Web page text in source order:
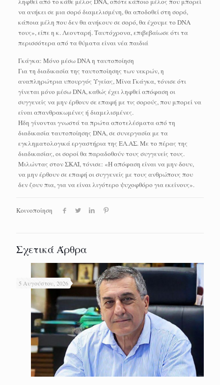
να ανήκει σε μια σορό διαμελισμένη, θα αποδοθεί στη σορό,
κάποια μέλη που δεν θα ανήκουν σε σορό, θα έχουμε το DNA
τους», είπε η κ. Λεονταρή. Ταυτόχρονα, επιβεβαίωσε ότι τα
περισσότερα από τα θύματα είναι νέα παιδιά
Γκάγκα: Μόνο μέσω DNA η ταυτοποίηση
Για τη διαδικασία της ταυτοποίησης των νεκρών, η
αναπληρώτρια υπουργός Υγείας, Μίνα Γκάγκα, τόνισε ότι
γίνεται μόνο μέσω DNA, καθώς έχει ληφθεί απόφαση οι
συγγενείς να μην έρθουν σε επαφή με τις σορούς, που μπορεί να
είναι απανθρακωμένες ή διαμελισμένες.
Ήδη γίνονται γνωστά τα πρώτα αποτελέσματα από τη
διαδικασία ταυτοποίησης DNA, σε συνεργασία με τα
εγκληματολογικά εργαστήρια της ΕΛ.ΑΣ. Με το πέρας της
διαδικασίας, οι σοροί θα παραδοθούν τους συγγενείς τους.
Μιλώντας στον ΣΚΑΪ, τόνισε: «Η απόφαση είναι να μην δουν,
να μην έρθουν σε επαφή οι συγγενείς με τους ανθρώπους που
δεν ζουν πια, για να είναι λιγότερο ψυχοφθόρο για εκείνους».
Κοινοποίηση
Σχετικά Άρθρα
5 Αυγούστου, 2026